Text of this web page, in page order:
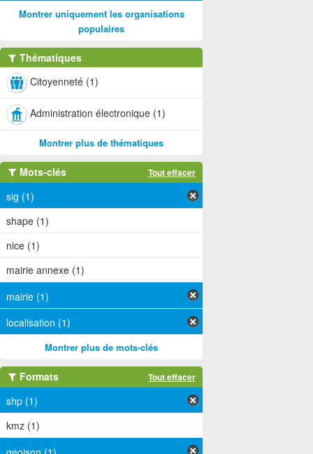
Montrer uniquement les organisations
populaires
Thématiques
Citoyenneté (1)
Administration électronique (1)
Montrer plus de thématiques
Mots-clés Tout effacer
sig (1)
shape (1)
nice (1)
mairie annexe (1)
mairie (1)
localisation (1)
Montrer plus de mots-clés
Formats Tout effacer
shp (1)
kmz (1)